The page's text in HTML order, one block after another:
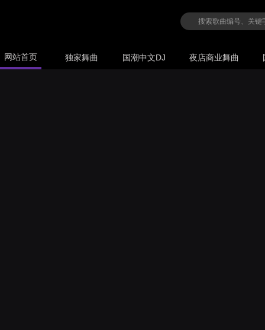
网站首页 独家舞曲 国潮中文DJ 夜店商业舞曲